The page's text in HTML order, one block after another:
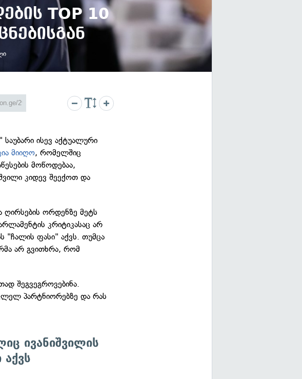
TOP 10
საუბარი ისევ აქტუალური
მიიღო, რომელშიც
მოწოდებაა,
კიდევ შეექოთ და
ღირსების ორდენზე მეტს
კრიტიკასაც არ
"ჩალის ფასი" აქვს. თუმცა
არ გვითხრა, რომ
შეგვეგროვებინა.
პარტნიორებზე და რას
ივანიშვილის